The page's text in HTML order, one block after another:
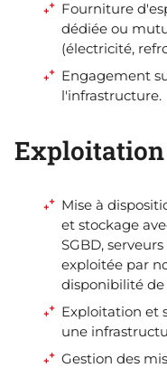
Fourniture
dédiée ou
(électricité,
Engagement
l'infrastructure.
Mise à
et stockage
SGBD,
exploitée par
disponibilité
Exploitation et
une
Gestion des